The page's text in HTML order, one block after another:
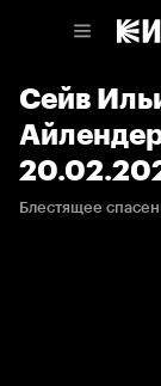
Сейв
Блестящее